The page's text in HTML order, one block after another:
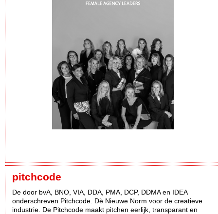
pitchcode
De door bvA, BNO, VIA, DDA, PMA, DCP, DDMA en IDEA
onderschreven Pitchcode. Dè Nieuwe Norm voor de creatieve
industrie. De Pitchcode maakt pitchen eerlijk, transparant en